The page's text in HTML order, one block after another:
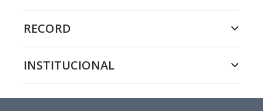
RECORD
INSTITUCIONAL